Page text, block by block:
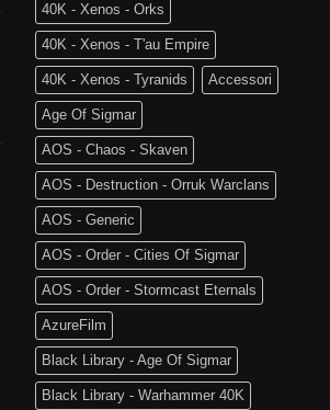
40K - Xenos - Orks
40K - Xenos - T'au Empire
40K - Xenos - Tyranids Accessori
Age Of Sigmar
AOS - Chaos - Skaven
AOS - Destruction - Orruk Warclans
AOS - Generic
AOS - Order - Cities Of Sigmar
AOS - Order - Stormcast Eternals
AzureFilm
Black Library - Age Of Sigmar
Black Library - Warhammer 40K